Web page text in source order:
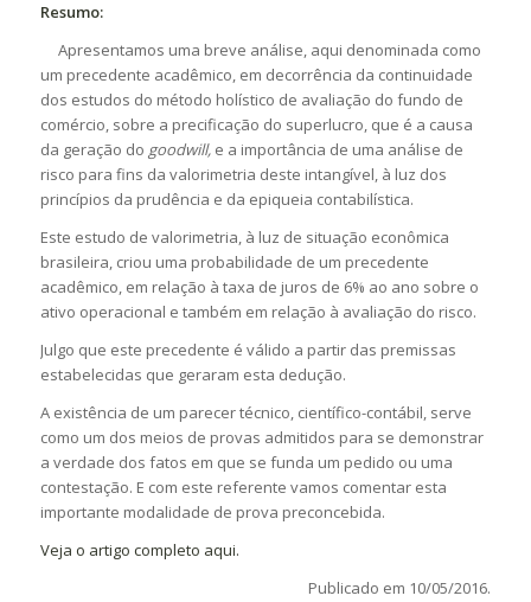
Resumo:
Apresentamos uma breve análise, aqui denominada como
um precedente acadêmico, em decorrência da continuidade
dos estudos do método holístico de avaliação do fundo de
comércio, sobre a precificação do superlucro, que é a causa
da geração do goodwill,e a importância de uma análise de
risco para fins da valorimetria deste intangível, à luz dos
princípios da prudência e da epiqueia contabilística.
Este estudo de valorimetria, à luz de situação econômica
brasileira, criou uma probabilidade de um precedente
acadêmico, em relação à taxa de juros de 6% ao ano sobre o
ativo operacional e também em relação à avaliação do risco.
Julgo que este precedente é válido a partir das premissas
estabelecidas que geraram esta dedução.
A existência de um parecer técnico, científico-contábil, serve
como um dos meios de provas admitidos para se demonstrar
a verdade dos fatos em que se funda um pedido ou uma
contestação. E com este referente vamos comentar esta
importante modalidade de prova preconcebida.
Veja o artigo completo aqui.
Publicado em 10/05/2016.